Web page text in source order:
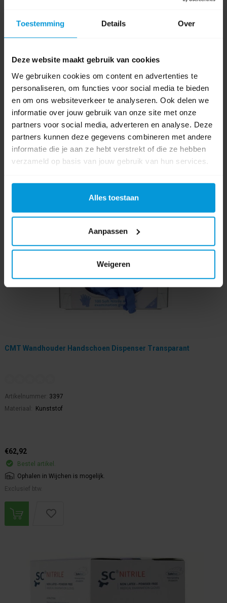
Toestemming Details Over
Deze website maakt gebruik van cookies
We gebruiken cookies om content en advertenties te
personaliseren, om functies voor social media te bieden
en om ons websiteverkeer te analyseren. Ook delen we
informatie over jouw gebruik van onze site met onze
partners voor social media, adverteren en analyse. Deze
partners kunnen deze gegevens combineren met andere
informatie die je aan ze hebt verstrekt of die ze hebben
verzameld op basis van jouw gebruik van hun services.
Alles toestaan
Aanpassen
Weigeren
€165,39
Bestel artikel.
Exclusief btw.
CMT Wandhouder Handschoen Dispenser Transparant
Artikelnummer: 3397
Materiaal:
Kunststof
€62,92
Bestel artikel.
Ophalen in Wijchen is mogelijk.
Exclusief btw.